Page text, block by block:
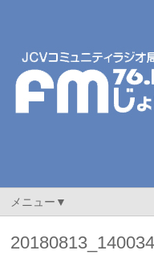
メニュー▼
20180813_140034